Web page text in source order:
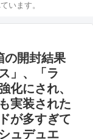
います。
の開封結果
」、「ラ
化にされ、
実装された
が多すぎて
ュデュエ